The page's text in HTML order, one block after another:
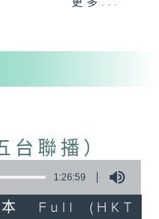
台聯播）
1:26:59
Full (HKT